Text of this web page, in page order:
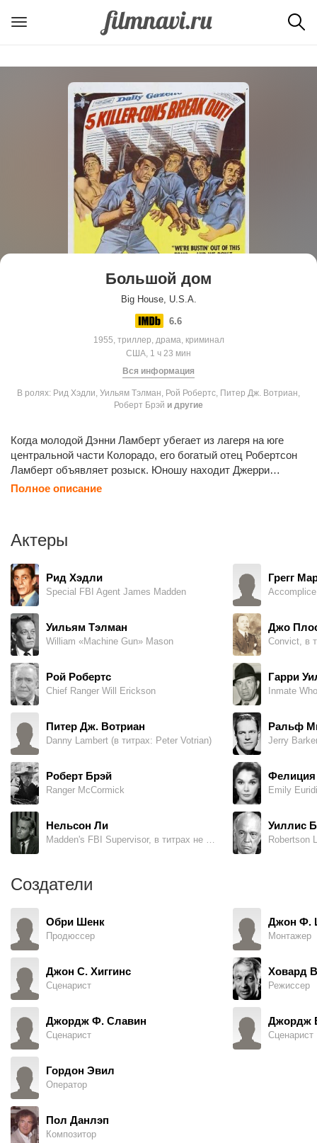
Большой дом
Big House, U.S.A.
6.6
1955, триллер, драма, криминал
США, 1 ч 23 мин
Вся информация
В ролях: Рид Хэдли, Уильям Тэлман, Рой Робертс, Питер Дж. Вотриан,
Роберт Брэй и другие
Когда молодой Дэнни Ламберт убегает из лагеря на юге
центральной части Колорадо, его богатый отец Робертсон
Ламберт объявляет розыск. Юношу находит Джерри
Баркер и велит ждать у заброшенной смотровой башни,
Полное описание
Актеры
Рид Хэдли
Special FBI Agent James Madden
Уильям Тэлман
William «Machine Gun» Mason
Рой Робертс
Chief Ranger Will Erickson
Питер Дж. Вотриан
Danny Lambert (в титрах: Peter Votrian)
Роберт Брэй
Ranger McCormick
Нельсон Ли
Madden's FBI Supervisor, в титрах не указан
Грегг
Джо
Convict, в
Гарри
Ральф
Jerry
Уиллис
Создатели
Обри Шенк
Продюссер
Джон С. Хиггинс
Сценарист
Джордж Ф. Славин
Сценарист
Гордон Эвил
Оператор
Пол Данлэп
Композитор
Джон Ф.
Монтажер
Ховард
Режиссер
Джордж
Сценарист